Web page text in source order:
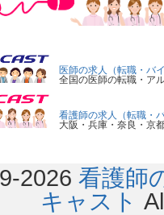
医師の求人（転職・バ
全国の医師の転職・ア
看護師の求人（転職・
大阪・兵庫・奈良・京
-2026 看護師
キャスト